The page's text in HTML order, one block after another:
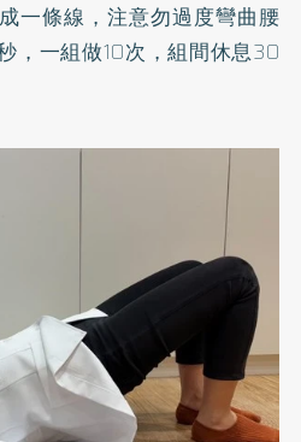
一條線，注意勿過度彎曲腰
，一組做10次，組間休息30